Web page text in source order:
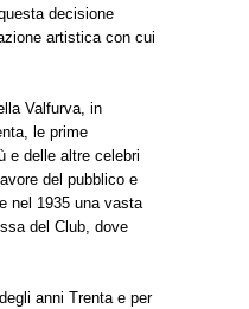
decisione
artistica con cui
Valfurva, in
le prime
e delle altre celebri
del pubblico e
nel 1935 una vasta
del Club, dove
anni Trenta e per